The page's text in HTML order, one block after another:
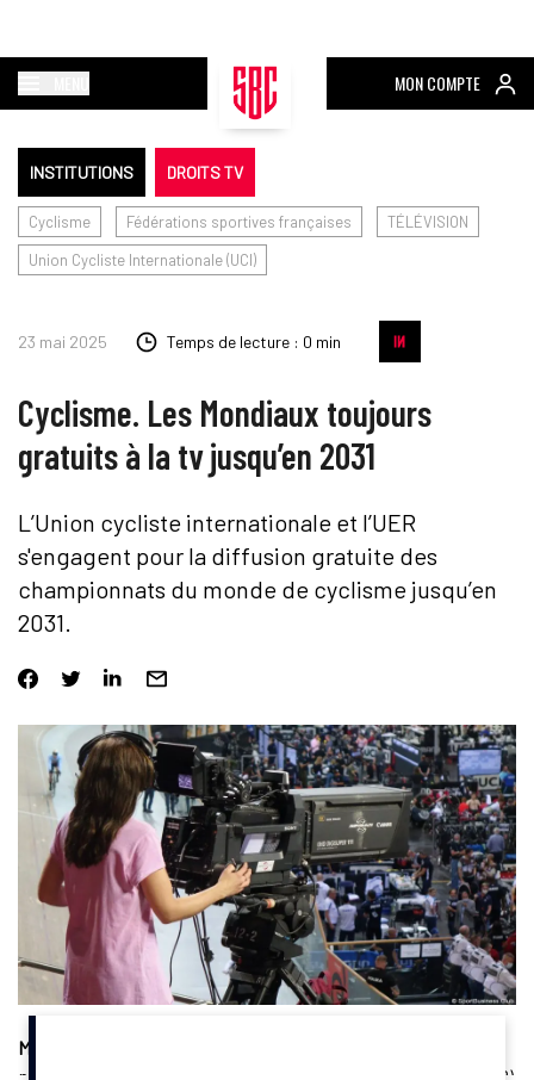
MON COMPTE
INSTITUTIONS DROITS TV
Cyclisme Fédérations sportives françaises
TÉLÉVISION
Union Cycliste Internationale (UCI)
23 mai 2025 Temps de lecture : 0 min
Cyclisme. Les Mondiaux toujours
gratuits à la tv jusqu’en 2031
L’Union cycliste internationale et l’UER
s'engagent pour la diffusion gratuite des
championnats du monde de cyclisme jusqu’en
2031.
Médias